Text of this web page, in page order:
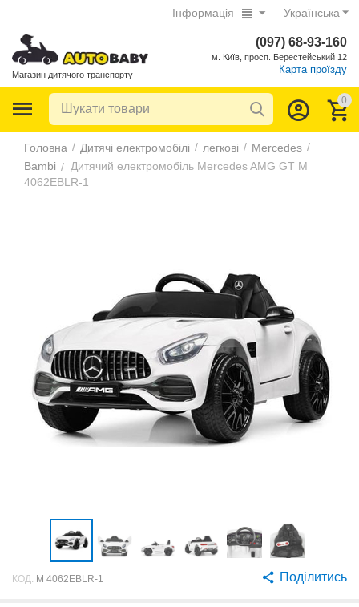
Українська
Інформація
Магазин дитячого транспорту
(097) 68-93-160
м. Київ, просп. Берестейський 12
Карта проїзду
0
Головна / Дитячі електромобілі / легкові / Mercedes /
Bambi / Дитячий електромобіль Mercedes AMG GT M
4062EBLR-1
КОД: M 4062EBLR-1 Поділитись